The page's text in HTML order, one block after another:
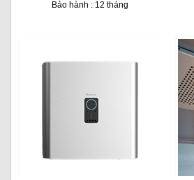
Bảo hành : 12 tháng